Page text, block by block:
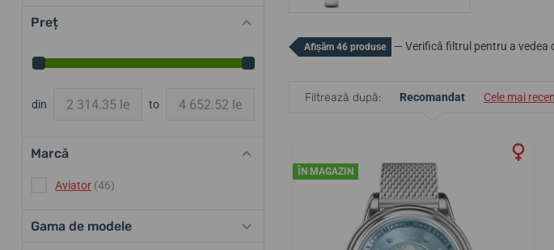
Preț
din to
Marcă
Aviator (46)
Gama de modele
Afișăm 46 produse — Verifică filtrul pentru a vedea
Filtrează după: Recomandat Cele mai
ÎN MAGAZIN